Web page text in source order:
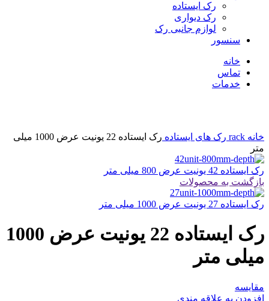
رک ایستاده
رک دیواری
لوازم جانبی رک
سنسور
خانه
تماس
خدمات
خانه rack رک های ایستاده
رک ایستاده 22 یونیت عرض 1000 میلی
متر
رک ایستاده 42 یونیت عرض 800 میلی متر
بازگشت به محصولات
رک ایستاده 27 یونیت عرض 1000 میلی متر
رک ایستاده 22 یونیت عرض 1000
میلی متر
مقایسه
افزودن به علاقه مندی